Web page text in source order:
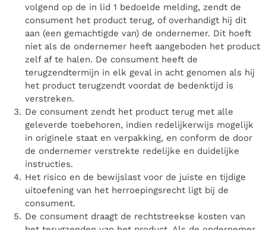
volgend op de in lid 1 bedoelde melding, zendt de
consument het product terug, of overhandigt hij dit
aan (een gemachtigde van) de ondernemer. Dit hoeft
niet als de ondernemer heeft aangeboden het product
zelf af te halen. De consument heeft de
terugzendtermijn in elk geval in acht genomen als hij
het product terugzendt voordat de bedenktijd is
verstreken.
De consument zendt het product terug met alle
geleverde toebehoren, indien redelijkerwijs mogelijk
in originele staat en verpakking, en conform de door
de ondernemer verstrekte redelijke en duidelijke
instructies.
Het risico en de bewijslast voor de juiste en tijdige
uitoefening van het herroepingsrecht ligt bij de
consument.
De consument draagt de rechtstreekse kosten van